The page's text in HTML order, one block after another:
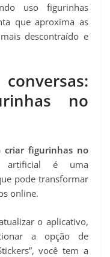
uso figurinhas
que aproxima as
descontraído e
no
criar figurinhas no
artificial é uma
pode transformar
online.
o aplicativo,
a opção de
você tem a